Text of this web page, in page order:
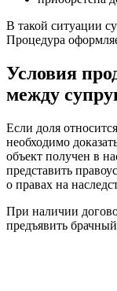
В такой ситуации
Процедура
Условия
между
Если доля
необходимо
объект получен в
представить
о правах на
При наличии
предъявить